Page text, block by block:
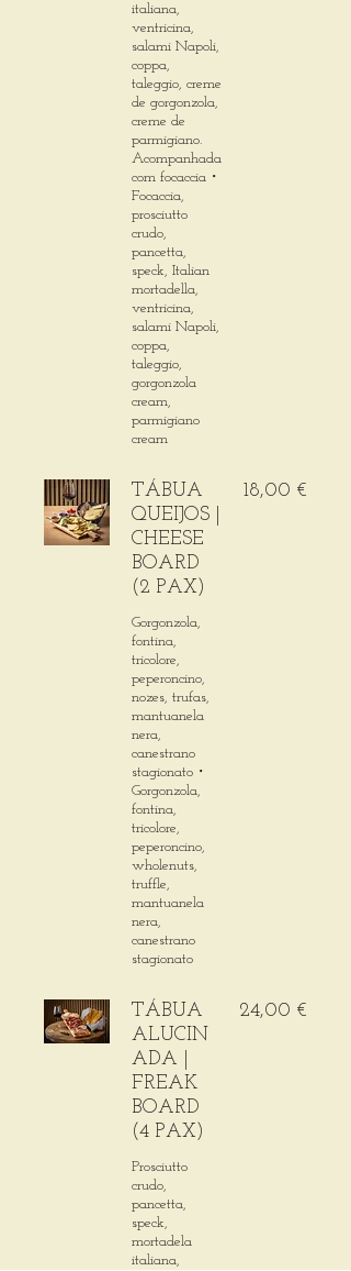
italiana,
ventricina,
salami Napoli,
coppa,
taleggio, creme
de gorgonzola,
creme de
parmigiano.
Acompanhada
com focaccia・
Focaccia,
prosciutto
crudo,
pancetta,
speck, Italian
mortadella,
ventricina,
salami Napoli,
coppa,
taleggio,
gorgonzola
cream,
parmigiano
cream
TÁBUA
QUEIJOS |
CHEESE
BOARD
(2 PAX)
Gorgonzola,
fontina,
tricolore,
peperoncino,
nozes, trufas,
mantuanela
nera,
canestrano
stagionato・
Gorgonzola,
fontina,
tricolore,
peperoncino,
wholenuts,
truffle,
mantuanela
nera,
canestrano
stagionato
18,00 €
TÁBUA
ALUCIN
ADA |
FREAK
BOARD
(4 PAX)
Prosciutto
crudo,
pancetta,
speck,
mortadela
italiana,
24,00 €